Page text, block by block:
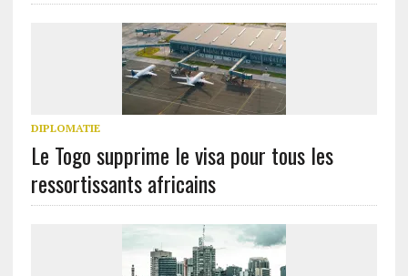
DIPLOMATIE
Le Togo supprime le visa pour tous les
ressortissants africains